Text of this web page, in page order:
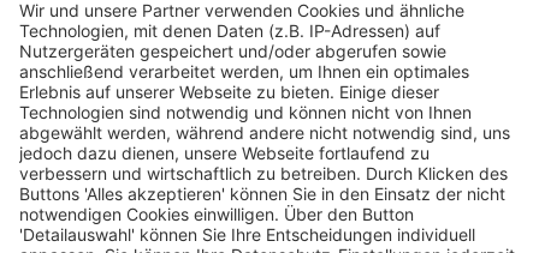
Thomas Seifried war Geschäftsführer eines Industrieverbandes
der Textil- und Modeindustrie zum Schutz der gewerblichen
Muster und Modelle und ist Autor des Ratgebers „Rechtssicher
werben“ und Co-Autor des bei der dfv-Mediengruppe
erschienenen Fachbuchs„Schutzrechte und Rechtsschutz in der
Textil- und Modeindustrie„. Er berät und vertritt seit 20 Jahren
Unternehmen und Industrieverbände der Mode- und Textilbranche
im Wettbewerbsrecht, Markenrecht und Designrecht. Thomas
Seifried ist seit 2007 auch Fachanwalt für gewerblichen
Rechtsschutz.